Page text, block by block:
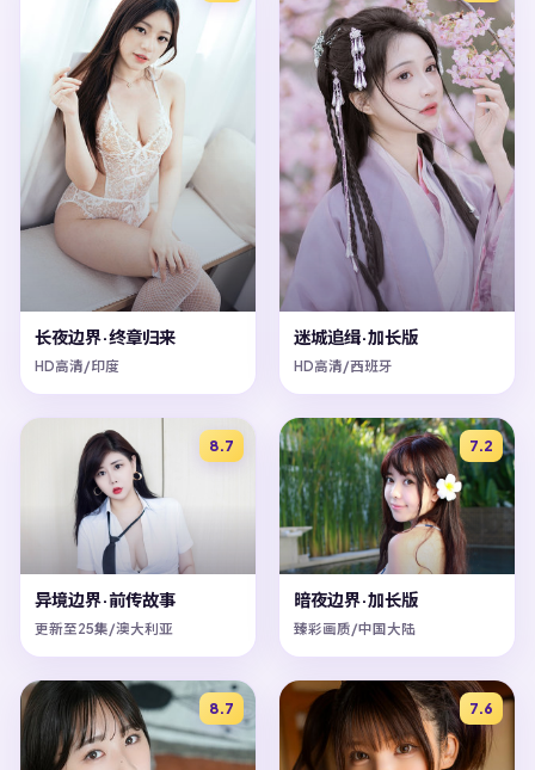
长夜边界·终章归来
HD高清/印度
迷城追缉·加长版
HD高清/西班牙
8.7
异境边界·前传故事
更新至25集/澳大利亚
7.2
暗夜边界·加长版
臻彩画质/中国大陆
8.7 7.6